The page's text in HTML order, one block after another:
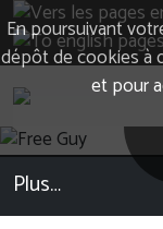
En poursuivant
dépôt de cookies à
et pour
Plus…